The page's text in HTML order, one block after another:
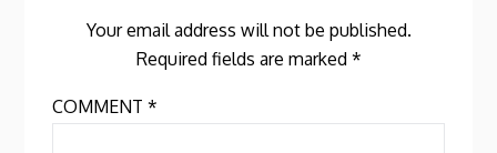
Your email address will not be published.
Required fields are marked *
COMMENT*